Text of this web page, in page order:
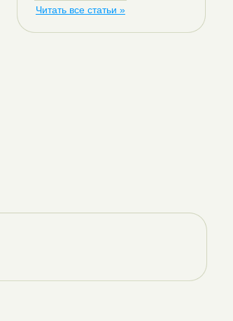
Читать все статьи »